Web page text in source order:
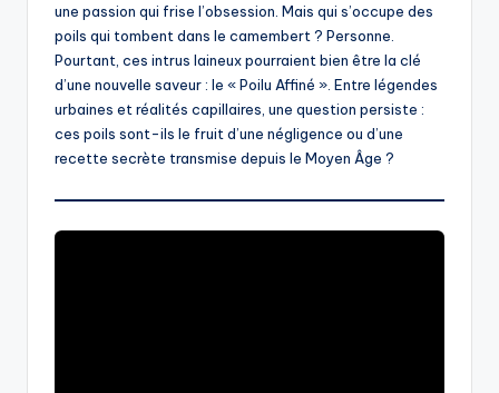
une passion qui frise l’obsession. Mais qui s’occupe des
poils qui tombent dans le camembert ? Personne.
Pourtant, ces intrus laineux pourraient bien être la clé
d’une nouvelle saveur : le « Poilu Affiné ». Entre légendes
urbaines et réalités capillaires, une question persiste :
ces poils sont-ils le fruit d’une négligence ou d’une
recette secrète transmise depuis le Moyen Âge ?